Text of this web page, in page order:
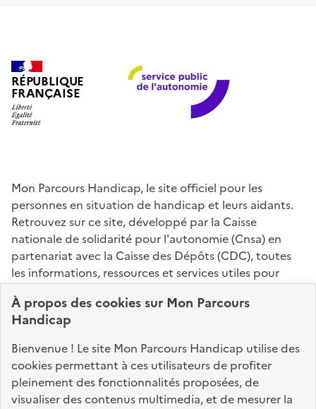
À propos descookiessur Mon Parcours
Handicap
Bienvenue ! Le site Mon Parcours Handicap utilise des
cookies permettant à ces utilisateurs de profiter
pleinement des fonctionnalités proposées, de
visualiser des contenus multimedia, et de mesurer la
RÉPUBLIQUE
FRANÇAISE
Mon Parcours Handicap, le site officiel pour les
personnes en situation de handicap et leurs aidants.
Retrouvez sur ce site, développé par la Caisse
nationale de solidarité pour l'autonomie (Cnsa) en
partenariat avec la Caisse des Dépôts (CDC), toutes
les informations, ressources et services utiles pour
connaître vos droits, effectuer vos démarches,
identifier vos interlocuteurs.
Nos sites partenaires
info.gouv.fr service-public.fr legifrance.gouv.fr
data.gouv.fr